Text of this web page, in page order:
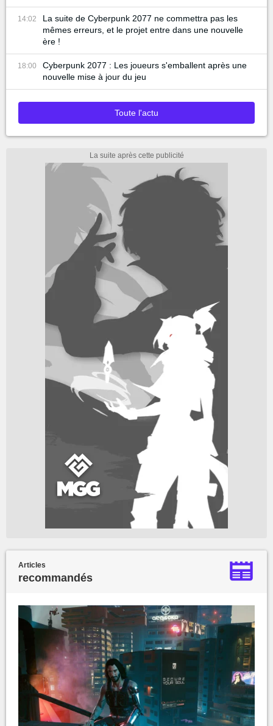
14:02
La suite de Cyberpunk 2077 ne commettra pas les
mêmes erreurs, et le projet entre dans une nouvelle
ère !
18:00
Cyberpunk 2077 : Les joueurs s'emballent après une
nouvelle mise à jour du jeu
Toute l'actu
Articles
recommandés